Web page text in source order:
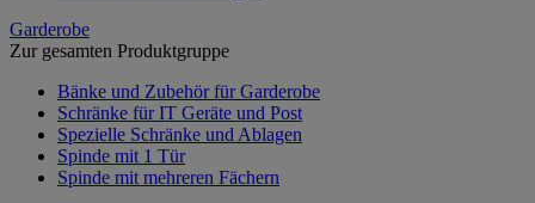
Garderobe
Zur gesamten Produktgruppe
Bänke und Zubehör für Garderobe
Schränke für IT Geräte und Post
Spezielle Schränke und Ablagen
Spinde mit 1 Tür
Spinde mit mehreren Fächern